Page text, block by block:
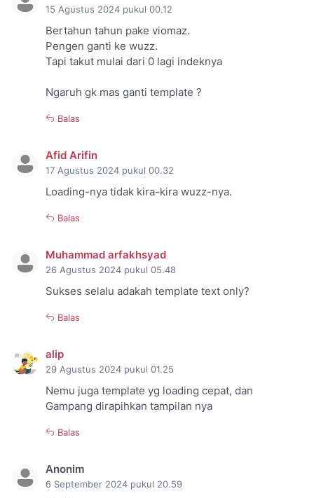
15 Agustus 2024 pukul 00.12
Bertahun tahun pake viomaz.
Pengen ganti ke wuzz.
Tapi takut mulai dari 0 lagi indeknya
Ngaruh gk mas ganti template ?
Balas
Afid Arifin
17 Agustus 2024 pukul 00.32
Loading-nya tidak kira-kira wuzz-nya.
Balas
Muhammad arfakhsyad
26 Agustus 2024 pukul 05.48
Sukses selalu adakah template text only?
Balas
alip
29 Agustus 2024 pukul 01.25
Nemu juga template yg loading cepat, dan
Gampang dirapihkan tampilan nya
Balas
Anonim
6 September 2024 pukul 20.59